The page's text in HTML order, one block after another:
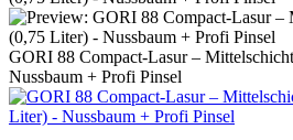
GORI 88 Compact-Lasur –
Nussbaum + Profi Pinsel